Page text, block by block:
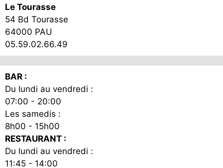
Le Tourasse
54 Bd Tourasse
64000 PAU
05.59.02.66.49
BAR :
Du lundi au vendredi :
07:00 - 20:00
Les samedis :
8h00 - 15h00
RESTAURANT :
Du lundi au vendredi :
11:45 - 14:00